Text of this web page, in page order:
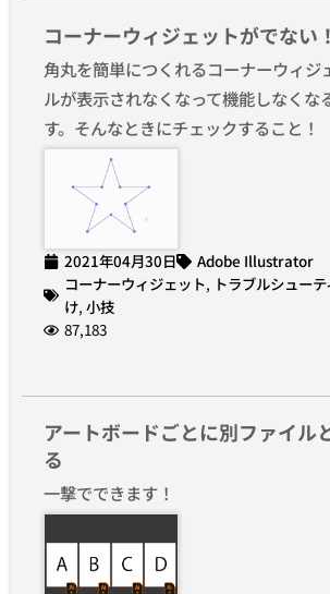
コーナーウィジェットがでない！
角丸を簡単につくれるコーナーウィジ
ルが表示されなくなって機能しなくな
す。そんなときにチェックすること！
2021年04月30日
Adobe Illustrator
コーナーウィジェット, トラブルシュー
け, 小技
87,183
アートボードごとに別ファイル
る
一撃でできます！